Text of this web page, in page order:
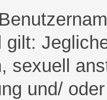
gilt:
sexuell
und/